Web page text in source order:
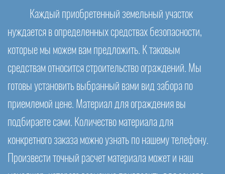
Каждый приобретенный земельный участок
нуждается в определенных средствах безопасности,
которые мы можем вам предложить. К таковым
средствам относится строительство ограждений. Мы
готовы установить выбранный вами вид забора по
приемлемой цене. Материал для ограждения вы
подбираете сами. Количество материала для
конкретного заказа можно узнать по нашему телефону.
Произвести точный расчет материала может и наш